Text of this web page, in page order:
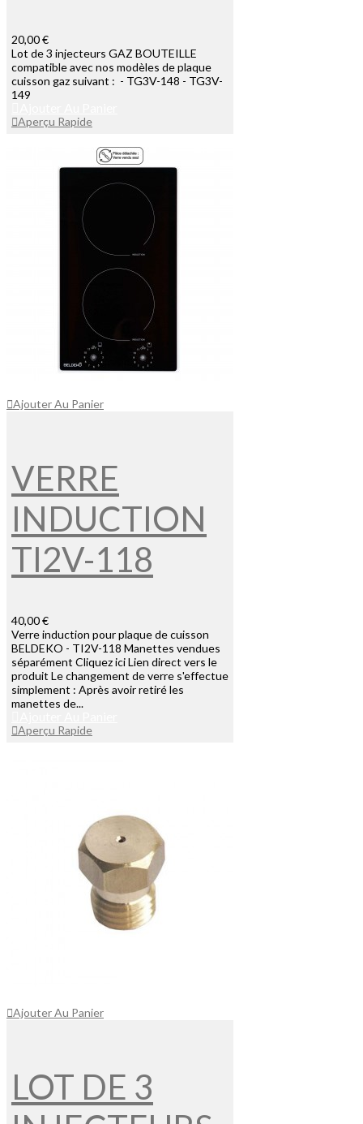
20,00 €
Lot de 3 injecteurs GAZ BOUTEILLE
compatible avec nos modèles de plaque
cuisson gaz suivant : - TG3V-148 - TG3V-
149
Aperçu Rapide
Ajouter Au Panier
VERRE
INDUCTION
TI2V-118
40,00 €
Verre induction pour plaque de cuisson
BELDEKO - TI2V-118 Manettes vendues
séparément Cliquez ici Lien direct vers le
produit Le changement de verre s'effectue
simplement : Après avoir retiré les
manettes de...
Aperçu Rapide
Ajouter Au Panier
LOT DE 3